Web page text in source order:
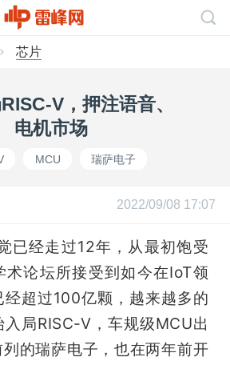
芯片
V，押注语音、
电机市场
MCU 瑞萨电子
2022/09/08 17:07
已经走过12年，从最初饱受
术论坛所接受到如今在IoT领
超过100亿颗，越来越多的
局RISC-V，车规级MCU出
的瑞萨电子，也在两年前开